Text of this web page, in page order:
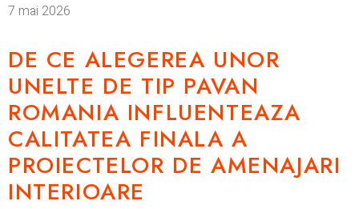
7 mai 2026
DE CE ALEGEREA UNOR
UNELTE DE TIP PAVAN
ROMANIA INFLUENTEAZA
CALITATEA FINALA A
PROIECTELOR DE AMENAJARI
INTERIOARE